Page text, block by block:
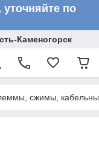
по
Каменогорск
сжимы,